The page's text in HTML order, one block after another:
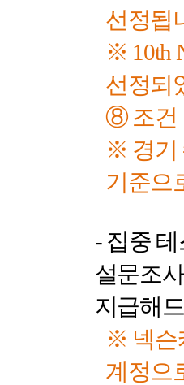
선정됩
※ 10th
선정되
⑧ 조건
※ 경기
기준으
- 집중
설문조
지급해
※ 넥슨
계정으